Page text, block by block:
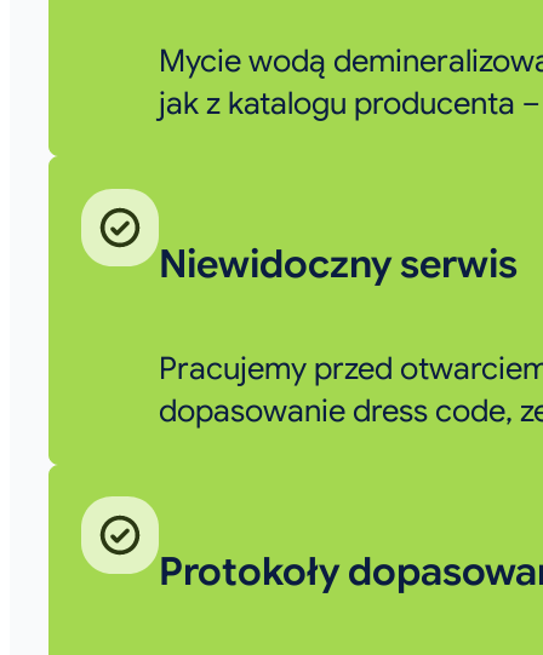
Mycie wodą
jak z katalogu producenta
Niewidoczny serwis
Pracujemy przed
dopasowanie dress code,
Protokoły